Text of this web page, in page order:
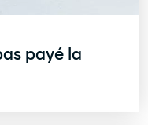
payé la